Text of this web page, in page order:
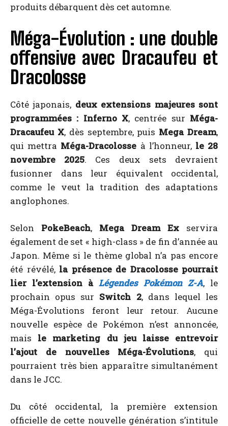
produits débarquent dès cet automne.
Méga-Évolution : une double
offensive avec Dracaufeu et
Dracolosse
Côté japonais, deux extensions majeures sont
programmées : Inferno X, centrée sur Méga-
Dracaufeu X, dès septembre, puis Mega Dream,
qui mettra Méga-Dracolosse à l’honneur, le 28
novembre 2025. Ces deux sets devraient
fusionner dans leur équivalent occidental,
comme le veut la tradition des adaptations
anglophones.
Selon PokeBeach, Mega Dream Ex servira
également de set « high-class » de fin d’année au
Japon. Même si le thème global n’a pas encore
été révélé, la présence de Dracolosse pourrait
lier l’extension à Légendes Pokémon Z-A, le
prochain opus sur Switch 2, dans lequel les
Méga-Évolutions feront leur retour. Aucune
nouvelle espèce de Pokémon n’est annoncée,
mais le marketing du jeu laisse entrevoir
l’ajout de nouvelles Méga-Évolutions, qui
pourraient très bien apparaître simultanément
dans le JCC.
Du côté occidental, la première extension
officielle de cette nouvelle génération s’intitule